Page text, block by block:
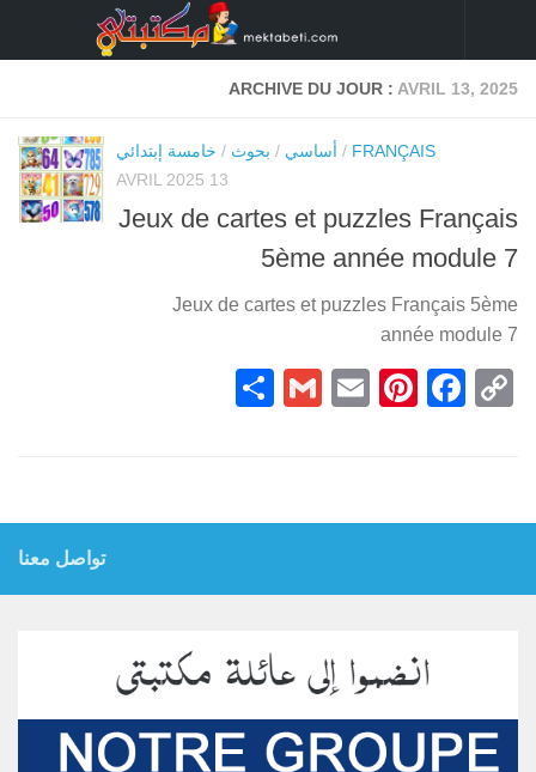
Skip to content
ARCHIVE DU JOUR : AVRIL 13, 2025
FRANÇAIS
/ أساسي / بحوث / خامسة إبتدائي
13 AVRIL 2025
Jeux de cartes et puzzles Français
5ème année module 7
Jeux de cartes et puzzles Français 5ème
année module 7
Copy
Facebook
Pinterest
Email
Gmail
تواصل معنا